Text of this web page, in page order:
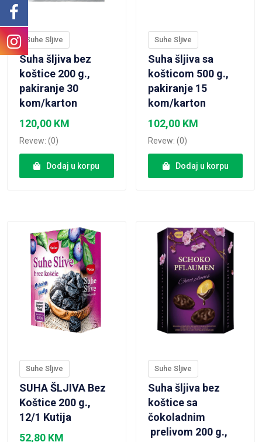
Suhe Sljive
Suha šljiva bez
koštice 200 g.,
pakiranje 30
kom/karton
120,00 KM
Revew: (0)
Dodaj u korpu
Suhe Sljive
Suha šljiva sa
košticom 500 g.,
pakiranje 15
kom/karton
102,00 KM
Revew: (0)
Dodaj u korpu
Suhe Sljive
SUHA ŠLJIVA Bez
Koštice 200 g.,
12/1 Kutija
52,80 KM
Suhe Sljive
Suha šljiva bez
koštice sa
čokoladnim
prelivom 200 g.,